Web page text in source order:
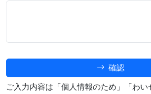
確認
ご入力内容は「個人情報のため」「わい